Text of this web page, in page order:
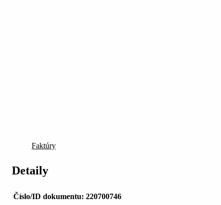
Faktúry
Detaily
Číslo/ID dokumentu: 220700746